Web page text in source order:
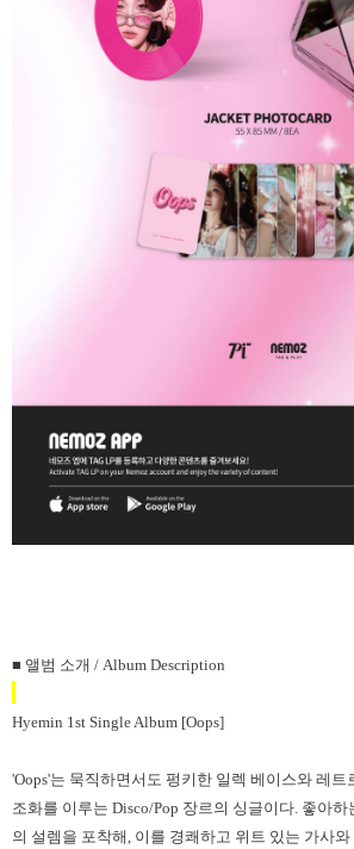
■ 앨범 소개 / Album Description
Hyemin 1st Single Album [Oops]
'Oops'는 묵직하면서도 펑키한 일렉 베이스와 레트
조화를 이루는 Disco/Pop 장르의 싱글이다 좋아하
의 설렘을 포착해 이를 경쾌하고 위트 있는 가사